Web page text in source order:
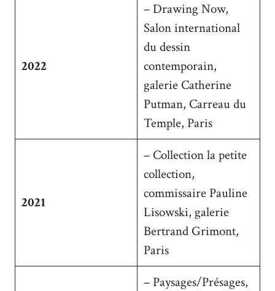
2022
– Drawing Now,
Salon international
du dessin
contemporain,
galerie Catherine
Putman, Carreau du
Temple, Paris
2021
– Collection la petite
collection,
commissaire Pauline
Lisowski, galerie
Bertrand Grimont,
Paris
– Paysages/Présages,